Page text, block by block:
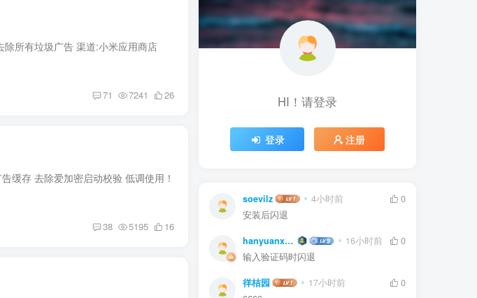
所有垃圾广告 渠道:小米应用商店
71 7241 26
缓存 去除爱加密启动校验 低调使用！
38 5195 16
HI！请登录
登录 注册
soevilz 4小时前
0
安装后闪退
hanyuanxun 16小时前
0
输入验证码时闪退
徉桔园 17小时前
0